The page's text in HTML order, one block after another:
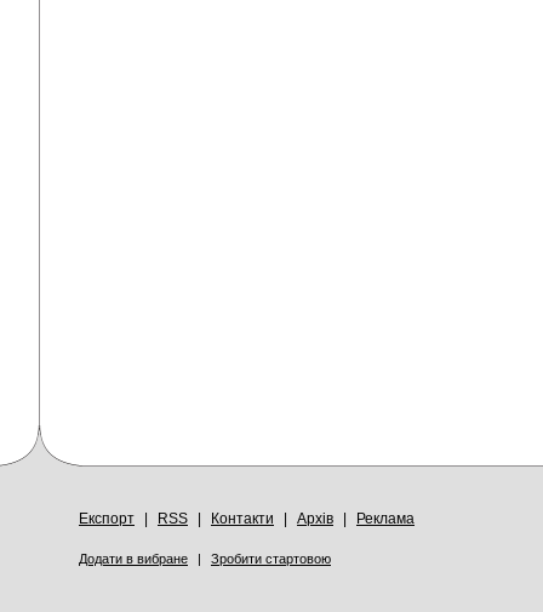
Експорт RSS Контакти Архів Реклама
Додати в вибране | Зробити стартовою